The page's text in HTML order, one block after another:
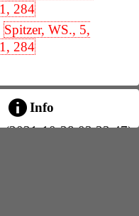
284
Spitzer, WS., 5,
284
Info
(2021-10-28 03:33:47)